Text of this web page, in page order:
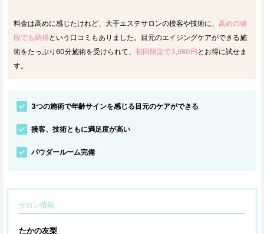
料金は高めに感じたけれど、大手エステサロンの接客や技術に、 高めの値
段でも納得という口コミもありました。目元のエイジングケアができる施
術をたっぷり60分施術を受けられて、 初回限定で3,980円 とお得に試せま
す。
3つの施術で年齢サインを感じる目元のケアができる
接客、技術ともに満足度が高い
パウダールーム完備
サロン情報
たかの友梨